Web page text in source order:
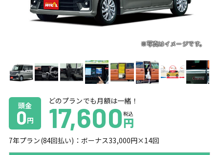
頭金
0円
どのプランでも月額は一緒！
17,600 税込
円
7年プラン(84回払い)：ボーナス33,000円×14回